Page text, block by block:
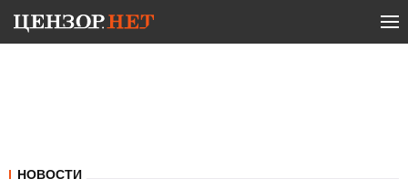
НОВОСТИ